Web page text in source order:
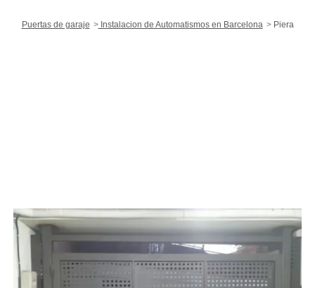
Puertas de garaje Instalacion de Automatismos en Barcelona Piera